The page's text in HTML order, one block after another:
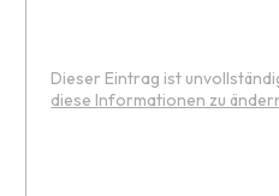
Dieser Eintrag ist
diese Informationen zu